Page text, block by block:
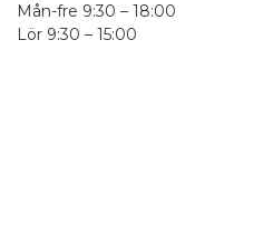
Mån-fre 9:30 – 18:00
Lör 9:30 – 15:00